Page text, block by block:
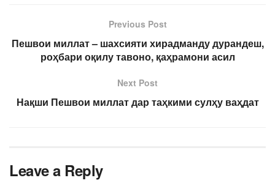
Previous Post
Пешвои миллат – шахсияти хирадманду дурандеш,
роҳбари оқилу тавоно, қаҳрамони асил
Next Post
Нақши Пешвои миллат дар таҳкими сулҳу ваҳдат
Leave a Reply